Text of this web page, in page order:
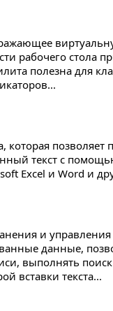
рабочего стола
полезна для
которая
текст с
Excel и Word и
и
данные,
выполнять
вставки текста...